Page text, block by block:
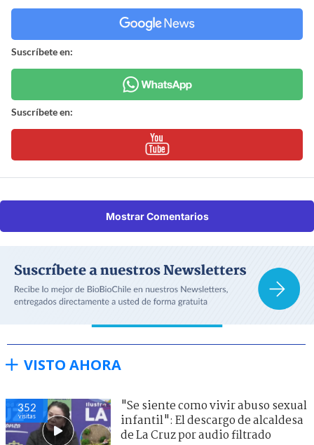
Suscríbete en:
Suscríbete en:
Mostrar Comentarios
VISTO AHORA
352
visitas
"Se siente como vivir abuso sexual
infantil": El descargo de alcaldesa
de La Cruz por audio filtrado